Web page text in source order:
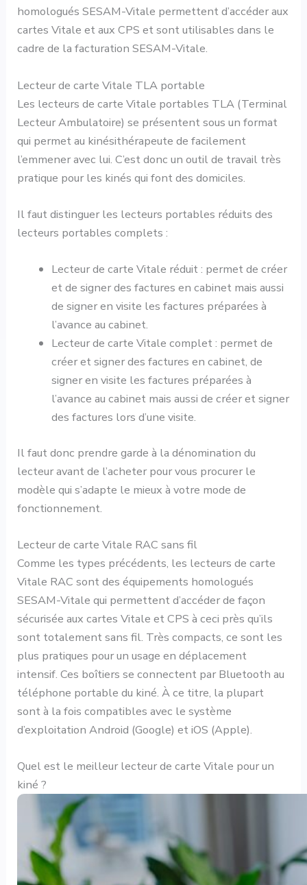
homologués SESAM-Vitale permettent d’accéder aux
cartes Vitale et aux CPS et sont utilisables dans le
cadre de la facturation SESAM-Vitale.
Lecteur de carte Vitale TLA portable
Les lecteurs de carte Vitale portables TLA (Terminal
Lecteur Ambulatoire) se présentent sous un format
qui permet au kinésithérapeute de facilement
l’emmener avec lui. C’est donc un outil de travail très
pratique pour les kinés qui font des domiciles.
Il faut distinguer les lecteurs portables réduits des
lecteurs portables complets :
Lecteur de carte Vitale réduit : permet de créer
et de signer des factures en cabinet mais aussi
de signer en visite les factures préparées à
l’avance au cabinet.
Lecteur de carte Vitale complet : permet de
créer et signer des factures en cabinet, de
signer en visite les factures préparées à
l’avance au cabinet mais aussi de créer et signer
des factures lors d’une visite.
Il faut donc prendre garde à la dénomination du
lecteur avant de l’acheter pour vous procurer le
modèle qui s’adapte le mieux à votre mode de
fonctionnement.
Lecteur de carte Vitale RAC sans fil
Comme les types précédents, les lecteurs de carte
Vitale RAC sont des équipements homologués
SESAM-Vitale qui permettent d’accéder de façon
sécurisée aux cartes Vitale et CPS à ceci près qu’ils
sont totalement sans fil. Très compacts, ce sont les
plus pratiques pour un usage en déplacement
intensif. Ces boîtiers se connectent par Bluetooth au
téléphone portable du kiné. À ce titre, la plupart
sont à la fois compatibles avec le système
d’exploitation Android (Google) et iOS (Apple).
Quel est le meilleur lecteur de carte Vitale pour un
kiné ?